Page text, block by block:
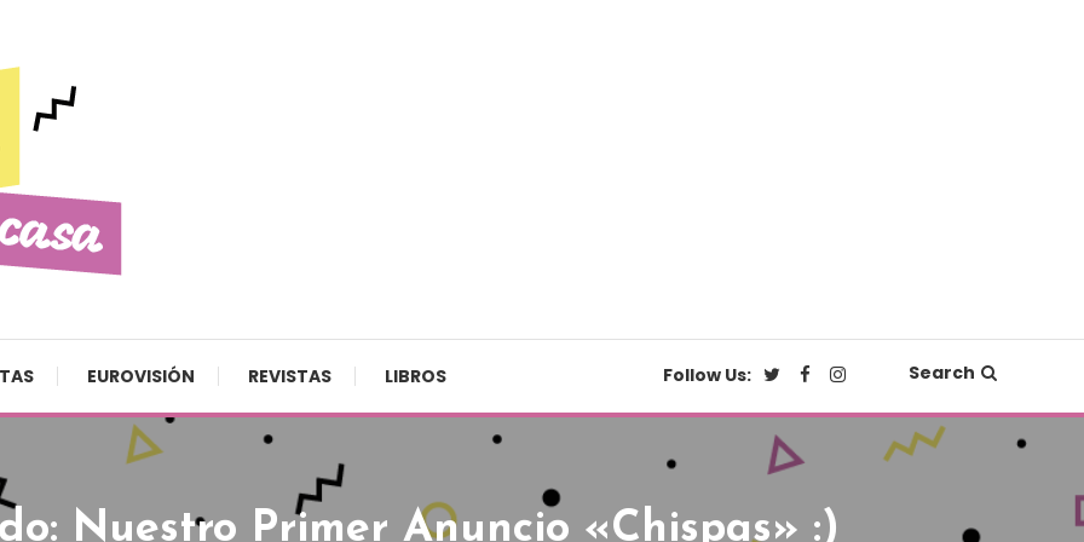
EUROVISIÓN REVISTAS LIBROS Follow Us: Search
Nuestro Primer Anuncio «chispas» :)